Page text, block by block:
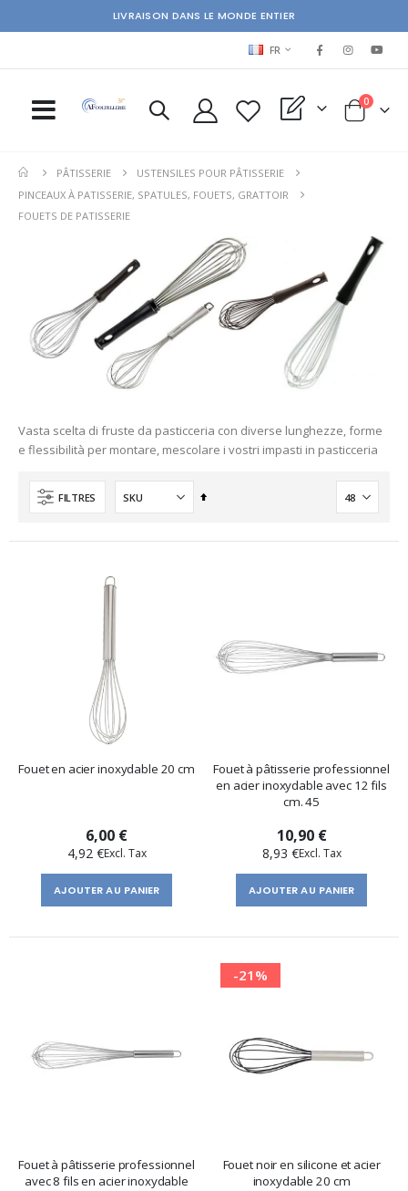
LIVRAISON DANS LE MONDE ENTIER
LANGUAGE
FR
My Quote Cart
0items
PÂTISSERIE
USTENSILES POUR PÂTISSERIE
PINCEAUX À PATISSERIE, SPATULES, FOUETS, GRATTOIR
FOUETS DE PATISSERIE
Vasta scelta di fruste da pasticceria con diverse lunghezze, forme
e flessibilità per montare, mescolare i vostri impasti in pasticceria
FILTRES
Ordre
Fouet en acier inoxydable 20 cm
6,00 €
4,92 €
AJOUTER AU PANIER
Fouet à pâtisserie professionnel
en acier inoxydable avec 12 fils
cm. 45
10,90 €
8,93 €
AJOUTER AU PANIER
Fouet à pâtisserie professionnel
avec 8 fils en acier inoxydable
-21%
Fouet noir en silicone et acier
inoxydable 20 cm